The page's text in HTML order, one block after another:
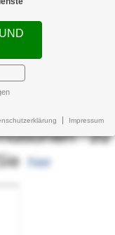
Impressum
jemanden
ohne den
hohe
zu
hier